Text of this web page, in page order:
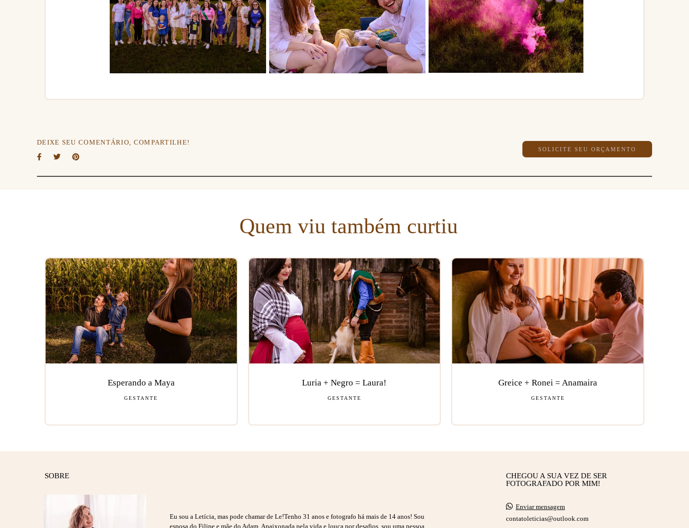
DEIXE SEU COMENTÁRIO, COMPARTILHE!
SOLICITE SEU ORÇAMENTO
Quem viu também curtiu
Esperando a Maya
GESTANTE
Luria + Negro = Laura!
GESTANTE
Greice + Ronei = Anamaira
GESTANTE
SOBRE
Eu sou a Letícia, mas pode chamar de Le!Tenho 31 anos e fotografo há mais de 14 anos! Sou
esposa do Filipe e mãe do Adam. Apaixonada pela vida e louca por desafios, sou uma pessoa
CHEGOU A SUA VEZ DE SER
FOTOGRAFADO POR MIM!
Enviar mensagem
contatoleticias@outlook.com